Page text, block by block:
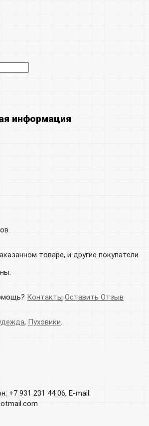
информация
товаре, и другие покупатели
Контакты Оставить Отзыв
, Пуховики.
+7 931 231 44 06, E-mail: